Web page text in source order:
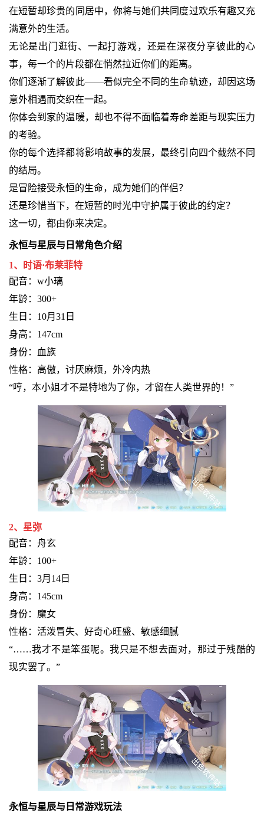
在短暂却珍贵的同居中，你将与她们共同度过欢乐有趣又充
满意外的生活。
无论是出门逛街、一起打游戏，还是在深夜分享彼此的心
事，每一个的片段都在悄然拉近你们的距离。
你们逐渐了解彼此——看似完全不同的生命轨迹，却因这场
意外相遇而交织在一起。
你体会到家的温暖，却也不得不面临着寿命差距与现实压力
的考验。
你的每个选择都将影响故事的发展，最终引向四个截然不同
的结局。
是冒险接受永恒的生命，成为她们的伴侣？
还是珍惜当下，在短暂的时光中守护属于彼此的约定？
这一切，都由你来决定。
永恒与星辰与日常角色介绍
1、时语·布莱菲特
配音：w小璃
年龄：300+
生日：10月31日
身高：147cm
身份：血族
性格：高傲，讨厌麻烦，外冷内热
“哼，本小姐才不是特地为了你，才留在人类世界的！”
2、星弥
配音：舟玄
年龄：100+
生日：3月14日
身高：145cm
身份：魔女
性格：活泼冒失、好奇心旺盛、敏感细腻
“……我才不是笨蛋呢。我只是不想去面对，那过于残酷的
现实罢了。”
永恒与星辰与日常游戏玩法